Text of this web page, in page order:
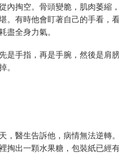
內掏空。骨頭變脆，肌肉萎縮
。有時他會盯著自己的手看，
全身力氣。
是手指，再是手腕，然後是肩
，醫生告訴他，病情無法逆轉
掏出一顆水果糖，包裝紙已經